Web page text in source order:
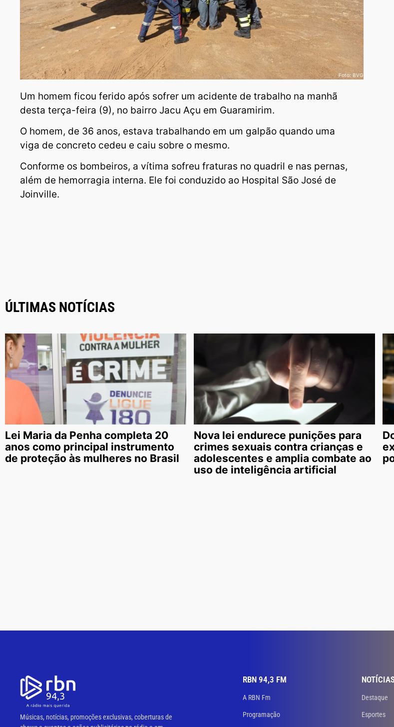
Foto: BVG
Um homem ficou ferido após sofrer um acidente de trabalho na manhã
desta terça-feira (9), no bairro Jacu Açu em Guaramirim.
O homem, de 36 anos, estava trabalhando em um galpão quando uma
viga de concreto cedeu e caiu sobre o mesmo.
Conforme os bombeiros, a vítima sofreu fraturas no quadril e nas pernas,
além de hemorragia interna. Ele foi conduzido ao Hospital São José de
Joinville.
ÚLTIMAS NOTÍCIAS
Lei Maria da Penha completa 20
anos como principal instrumento
de proteção às mulheres no Brasil
Nova lei endurece punições para
crimes sexuais contra crianças e
adolescentes e amplia combate ao
uso de inteligência artificial
Músicas, notícias, promoções exclusivas, coberturas de
RBN 94,3 FM
A RBN Fm
Programação
Destaque
Esportes